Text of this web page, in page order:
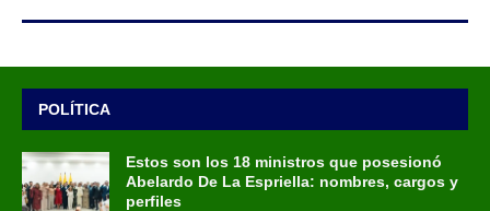
POLÍTICA
Estos son los 18 ministros que posesionó
Abelardo De La Espriella: nombres, cargos y
perfiles